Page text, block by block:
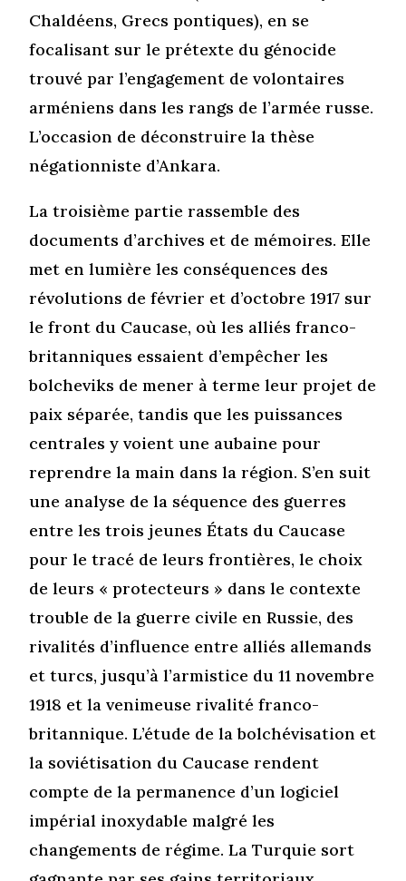
Chaldéens, Grecs pontiques), en se
focalisant sur le prétexte du génocide
trouvé par l’engagement de volontaires
arméniens dans les rangs de l’armée russe.
L’occasion de déconstruire la thèse
négationniste d’Ankara.
La troisième partie rassemble des
documents d’archives et de mémoires. Elle
met en lumière les conséquences des
révolutions de février et d’octobre 1917 sur
le front du Caucase, où les alliés franco-
britanniques essaient d’empêcher les
bolcheviks de mener à terme leur projet de
paix séparée, tandis que les puissances
centrales y voient une aubaine pour
reprendre la main dans la région. S’en suit
une analyse de la séquence des guerres
entre les trois jeunes États du Caucase
pour le tracé de leurs frontières, le choix
de leurs « protecteurs » dans le contexte
trouble de la guerre civile en Russie, des
rivalités d’influence entre alliés allemands
et turcs, jusqu’à l’armistice du 11 novembre
1918 et la venimeuse rivalité franco-
britannique. L’étude de la bolchévisation et
la soviétisation du Caucase rendent
compte de la permanence d’un logiciel
impérial inoxydable malgré les
changements de régime. La Turquie sort